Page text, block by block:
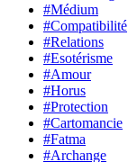
#Médium
#Compatibilité
#Relations
#Esotérisme
#Amour
#Horus
#Protection
#Cartomancie
#Fatma
#Archange